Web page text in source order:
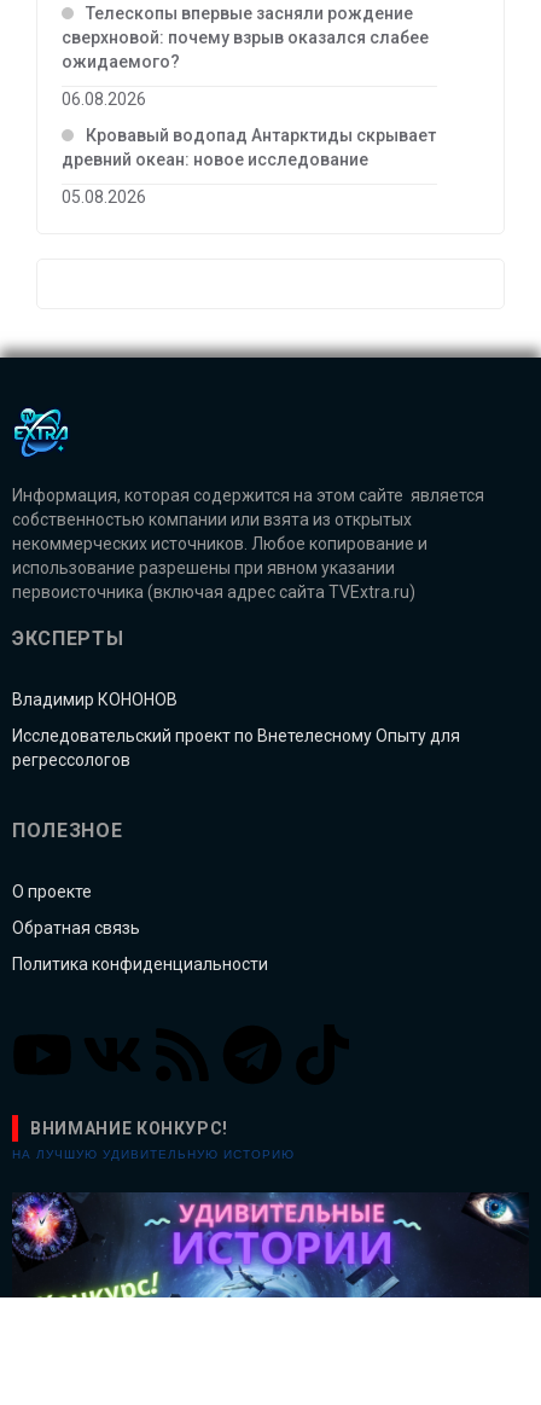
Телескопы впервые засняли рождение
сверхновой: почему взрыв оказался слабее
ожидаемого?
06.08.2026
Кровавый водопад Антарктиды скрывает
древний океан: новое исследование
05.08.2026
Информация, которая содержится на этом сайте является
собственностью компании или взята из открытых
некоммерческих источников. Любое копирование и
использование разрешены при явном указании
первоисточника (включая адрес сайта TVExtra.ru)
ЭКСПЕРТЫ
Владимир КОНОНОВ
Исследовательский проект по Внетелесному Опыту для
регрессологов
ПОЛЕЗНОЕ
О проекте
Обратная связь
Политика конфиденциальности
ВНИМАНИЕ КОНКУРС!
НА ЛУЧШУЮ УДИВИТЕЛЬНУЮ ИСТОРИЮ